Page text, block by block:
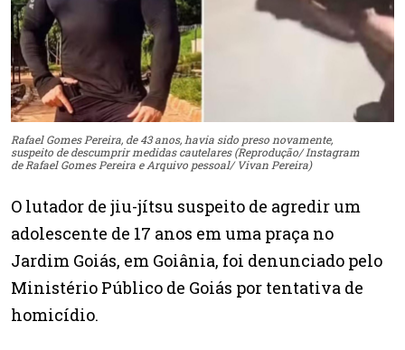
Rafael Gomes Pereira, de 43 anos, havia sido preso novamente,
suspeito de descumprir medidas cautelares (Reprodução/ Instagram
de Rafael Gomes Pereira e Arquivo pessoal/ Vivan Pereira)
O lutador de jiu-jítsu suspeito de agredir um
adolescente de 17 anos em uma praça no
Jardim Goiás, em Goiânia, foi denunciado pelo
Ministério Público de Goiás por tentativa de
homicídio.